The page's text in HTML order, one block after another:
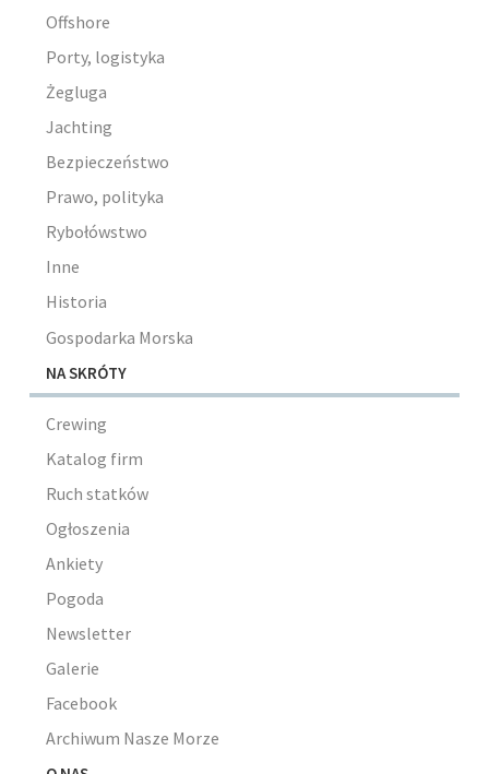
Offshore
Porty, logistyka
Żegluga
Jachting
Bezpieczeństwo
Prawo, polityka
Rybołówstwo
Inne
Historia
Gospodarka Morska
NA SKRÓTY
Crewing
Katalog firm
Ruch statków
Ogłoszenia
Ankiety
Pogoda
Newsletter
Galerie
Facebook
Archiwum Nasze Morze